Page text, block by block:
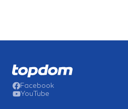
Facebook
YouTube